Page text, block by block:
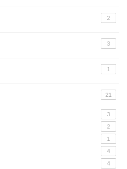
2
3
1
21
3
2
1
4
4